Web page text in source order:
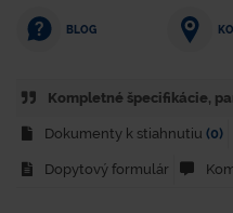
BLOG
Kompletné špecifikácie,
Dokumenty k stiahnutiu (0)
Dopytový formulár